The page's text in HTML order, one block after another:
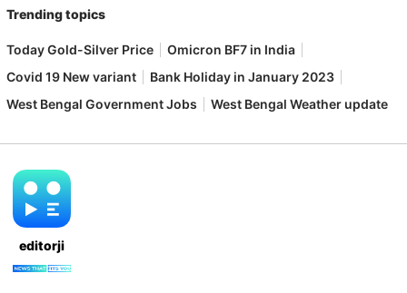
Trending topics
Today Gold-Silver Price
Omicron BF7 in India
Covid 19 New variant
Bank Holiday in January 2023
West Bengal Government Jobs
West Bengal Weather update
editorji